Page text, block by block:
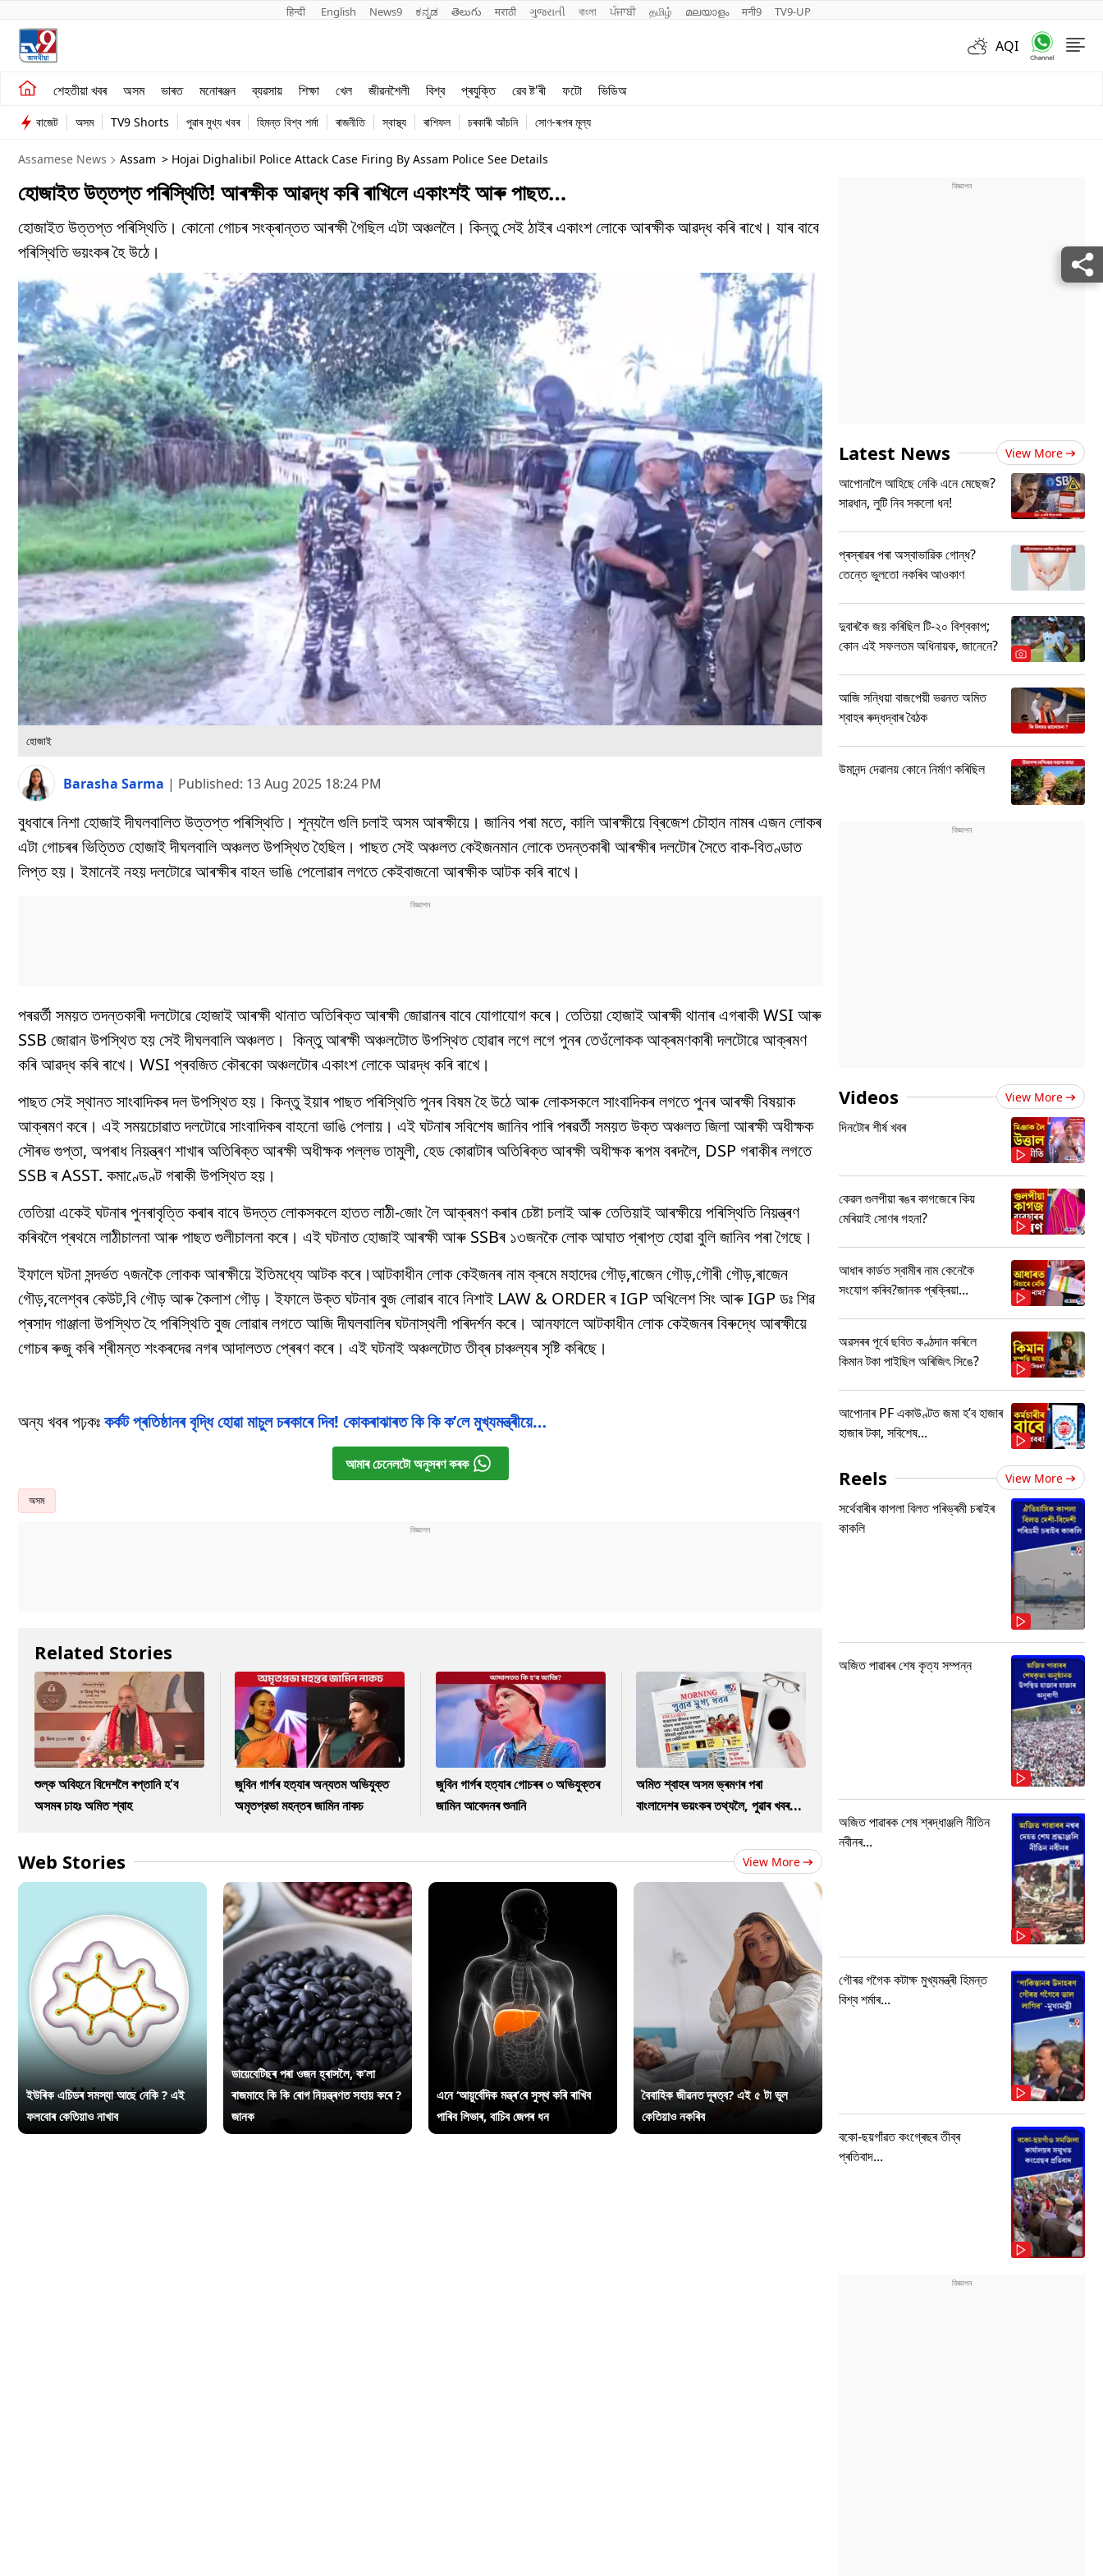
हिन्दी English News9 ಕನ್ನಡ తెలుగు मराठी ગુજરાતી বাংলা ਪੰਜਾਬੀ தமிழ் മലയാളം मनी9 TV9-UP
AQI
শেহতীয়া খবৰ অসম ভাৰত মনোৰঞ্জন ব্যৱসায় শিক্ষা খেল জীৱনশৈলী বিশ্ব প্ৰযুক্তি ৱেব ষ্ট'ৰী ফটো ভিডিঅ
শেহতীয়া খবৰ
অসম
ভাৰত
ব্যৱসায়
খেল
জীৱনশৈলী
বাজেট অসম TV9 Shorts পুৱাৰ মুখ্য খবৰ হিমন্ত বিশ্ব শৰ্মা ৰাজনীতি স্বাস্থ্য ৰাশিফল চৰকাৰী আঁচনি সোণ-ৰূপৰ মূল্য
Assamese News Assam > Hojai Dighalibil Police Attack Case Firing By Assam Police See Details
হোজাইত উত্তপ্ত পৰিস্থিতি! আৰক্ষীক আৱদ্ধ কৰি ৰাখিলে একাংশই আৰু পাছত…
হোজাইত উত্তপ্ত পৰিস্থিতি। কোনো গোচৰ সংক্ৰান্তত আৰক্ষী গৈছিল এটা অঞ্চললৈ। কিন্তু সেই ঠাইৰ একাংশ লোকে আৰক্ষীক আৱদ্ধ কৰি ৰাখে। যাৰ বাবে
পৰিস্থিতি ভয়ংকৰ হৈ উঠে।
হোজাই
Barasha Sarma | Published: 13 Aug 2025 18:24 PM
বুধবাৰে নিশা হোজাই দীঘলবালিত উত্তপ্ত পৰিস্থিতি। শূন্যলৈ গুলি চলাই অসম আৰক্ষীয়ে। জানিব পৰা মতে, কালি আৰক্ষীয়ে ব্ৰিজেশ চৌহান নামৰ এজন লোকৰ
এটা গোচৰৰ ভিত্তিত হোজাই দীঘলবালি অঞ্চলত উপস্থিত হৈছিল। পাছত সেই অঞ্চলত কেইজনমান লোকে তদন্তকাৰী আৰক্ষীৰ দলটোৰ সৈতে বাক-বিতণ্ডাত
লিপ্ত হয়। ইমানেই নহয় দলটোৱে আৰক্ষীৰ বাহন ভাঙি পেলোৱাৰ লগতে কেইবাজনো আৰক্ষীক আটক কৰি ৰাখে।
পৰৱৰ্তী সময়ত তদন্তকাৰী দলটোৱে হোজাই আৰক্ষী থানাত অতিৰিক্ত আৰক্ষী জোৱানৰ বাবে যোগাযোগ কৰে। তেতিয়া হোজাই আৰক্ষী থানাৰ এগৰাকী WSI আৰু
SSB জোৱান উপস্থিত হয় সেই দীঘলবালি অঞ্চলত। কিন্তু আৰক্ষী অঞ্চলটোত উপস্থিত হোৱাৰ লগে লগে পুনৰ তেওঁলোকক আক্ৰমণকাৰী দলটোৱে আক্ৰমণ
কৰি আৱদ্ধ কৰি ৰাখে। WSI প্ৰবজিত কৌৰকো অঞ্চলটোৰ একাংশ লোকে আৱদ্ধ কৰি ৰাখে।
পাছত সেই স্থানত সাংবাদিকৰ দল উপস্থিত হয়। কিন্তু ইয়াৰ পাছত পৰিস্থিতি পুনৰ বিষম হৈ উঠে আৰু লোকসকলে সাংবাদিকৰ লগতে পুনৰ আৰক্ষী বিষয়াক
আক্ৰমণ কৰে। এই সময়চোৱাত দলটোৱে সাংবাদিকৰ বাহনো ভাঙি পেলায়। এই ঘটনাৰ সবিশেষ জানিব পাৰি পৰৱৰ্তী সময়ত উক্ত অঞ্চলত জিলা আৰক্ষী অধীক্ষক
সৌৰভ গুপ্তা, অপৰাধ নিয়ন্ত্ৰণ শাখাৰ অতিৰিক্ত আৰক্ষী অধীক্ষক পল্লভ তামুলী, হেড কোৱাটাৰ অতিৰিক্ত আৰক্ষী অধীক্ষক ৰূপম বৰদলৈ, DSP গৰাকীৰ লগতে
SSB ৰ ASST. কমাণ্ডেণ্ট গৰাকী উপস্থিত হয়।
তেতিয়া একেই ঘটনাৰ পুনৰাবৃত্তি কৰাৰ বাবে উদত্ত লোকসকলে হাতত লাঠী-জোং লৈ আক্ৰমণ কৰাৰ চেষ্টা চলাই আৰু তেতিয়াই আৰক্ষীয়ে পৰিস্থিতি নিয়ন্ত্ৰণ
কৰিবলৈ প্ৰথমে লাঠীচালনা আৰু পাছত গুলীচালনা কৰে। এই ঘটনাত হোজাই আৰক্ষী আৰু SSBৰ ১৩জনকৈ লোক আঘাত প্ৰাপ্ত হোৱা বুলি জানিব পৰা গৈছে।
ইফালে ঘটনা সন্দৰ্ভত ৭জনকৈ লোকক আৰক্ষীয়ে ইতিমধ্যে আটক কৰে।আটকাধীন লোক কেইজনৰ নাম ক্ৰমে মহাদেৱ গৌড়,ৰাজেন গৌড়,গৌৰী গৌড়,ৰাজেন
গৌড়,বলেশ্বৰ কেউট,বি গৌড় আৰু কৈলাশ গৌড়। ইফালে উক্ত ঘটনাৰ বুজ লোৱাৰ বাবে নিশাই LAW & ORDER ৰ IGP অখিলেশ সিং আৰু IGP ডঃ শিৱ
প্ৰসাদ গাঞ্জালা উপস্থিত হৈ পৰিস্থিতি বুজ লোৱাৰ লগতে আজি দীঘলবালিৰ ঘটনাস্থলী পৰিদর্শন কৰে। আনফালে আটকাধীন লোক কেইজনৰ বিৰুদ্ধে আৰক্ষীয়ে
গোচৰ ৰুজু কৰি শ্ৰীমন্ত শংকৰদেৱ নগৰ আদালতত প্ৰেৰণ কৰে। এই ঘটনাই অঞ্চলটোত তীব্ৰ চাঞ্চল্যৰ সৃষ্টি কৰিছে।
অন্য খবৰ পঢ়কঃকৰ্কট প্ৰতিষ্ঠানৰ বৃদ্ধি হোৱা মাচুল চৰকাৰে দিব! কোকৰাঝাৰত কি কি ক’লে মুখ্যমন্ত্ৰীয়ে…
আমাৰ চেনেলটো অনুসৰণ কৰক
অসম
Related Stories
শুল্ক অবিহনে বিদেশলৈ ৰপ্তানি হ'ব
অসমৰ চাহঃ অমিত শ্বাহ
জুবিন গাৰ্গৰ হত্যাৰ অন্যতম অভিযুক্ত
অমৃতপ্রভা মহন্তৰ জামিন নাকচ
জুবিন গাৰ্গৰ হত্যাৰ গোচৰৰ ৩ অভিযুক্তৰ
জামিন আবেদনৰ শুনানি
অমিত শ্বাহৰ অসম ভ্ৰমণৰ পৰা
বাংলাদেশৰ ভয়ংকৰ তথ্যলৈ, পুৱাৰ খবৰ...
Web Stories View More
ইউৰিক এচিডৰ সমস্যা আছে নেকি ? এই
ফলবোৰ কেতিয়াও নাখাব
ডায়েবেটিছৰ পৰা ওজন হ্ৰাসলৈ, ক’লা
ৰাজমাহে কি কি ৰোগ নিয়ন্ত্ৰণত সহায় কৰে ?
জানক
এনে ‘আয়ুৰ্বেদিক মন্ত্ৰ’ৰে সুস্থ কৰি ৰাখিব
পাৰিব লিভাৰ, বাচিব জেপৰ ধন
বৈবাহিক জীৱনত দূৰত্ব? এই ৫ টা ভুল
কেতিয়াও নকৰিব
Latest News View More
আপোনালৈ আহিছে নেকি এনে মেছেজ?
সাৱধান, লুটি নিব সকলো ধন!
প্ৰস্ৰাৱৰ পৰা অস্বাভাৱিক গোন্ধ?
তেন্তে ভুলতো নকৰিব আওকাণ
দুবাৰকৈ জয় কৰিছিল টি-২০ বিশ্বকাপ;
কোন এই সফলতম অধিনায়ক, জানেনে?
আজি সন্ধিয়া বাজপেয়ী ভৱনত অমিত
শ্বাহৰ ৰুদ্ধদ্বাৰ বৈঠক
উমানন্দ দেৱালয় কোনে নিৰ্মাণ কৰিছিল
Videos View More
দিনটোৰ শীৰ্ষ খবৰ
কেৱল গুলপীয়া ৰঙৰ কাগজেৰে কিয়
মেৰিয়াই সোণৰ গহনা?
আধাৰ কাৰ্ডত স্বামীৰ নাম কেনেকৈ
সংযোগ কৰিব?জানক প্ৰক্ৰিয়া...
অৱসৰৰ পূৰ্বে ছবিত কণ্ঠদান কৰিলে
কিমান টকা পাইছিল অৰিজিৎ সিঙে?
আপোনাৰ PF একাউণ্টত জমা হ’ব হাজাৰ
হাজাৰ টকা, সবিশেষ...
Reels View More
সৰ্থেবাৰীৰ কাপলা বিলত পৰিভ্ৰমী চৰাইৰ
কাকলি
অজিত পাৱাৰৰ শেষ কৃত্য সম্পন্ন
অজিত পাৱাৰক শেষ শ্ৰদ্ধাঞ্জলি নীতিন
নবীনৰ...
গৌৰৱ গগৈক কটাক্ষ মুখ্যমন্ত্ৰী হিমন্ত
বিশ্ব শৰ্মাৰ...
বকো-ছয়গাঁৱত কংগ্ৰেছৰ তীব্ৰ
প্ৰতিবাদ...